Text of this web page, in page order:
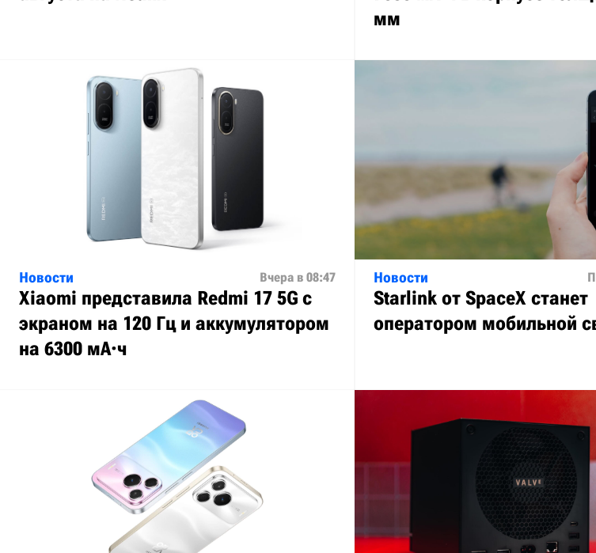
мм
Новости Вчера в 08:47
Xiaomi представила Redmi 17 5G с
экраном на 120 Гц и аккумулятором
на 6300 мА·ч
Новости
Starlink от SpaceX станет
оператором мобильной